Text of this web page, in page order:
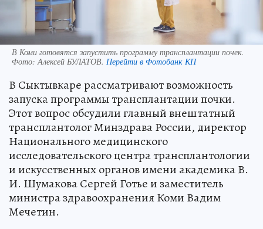
В Коми готовятся запустить программу трансплантации почек.
Фото:Алексей БУЛАТОВ. Перейти в Фотобанк КП
В Сыктывкаре рассматривают возможность
запуска программы трансплантации почки.
Этот вопрос обсудили главный внештатный
трансплантолог Минздрава России, директор
Национального медицинского
исследовательского центра трансплантологии
и искусственных органов имени академика В.
И. Шумакова Сергей Готье и заместитель
министра здравоохранения Коми Вадим
Мечетин.